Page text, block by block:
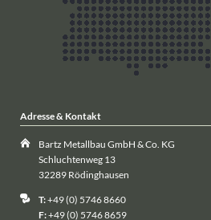
Adresse & Kontakt
Bartz Metallbau GmbH & Co. KG
Schluchtenweg 13
32289 Rödinghausen
T:+49 (0) 5746 8660
F:+49 (0) 5746 8659